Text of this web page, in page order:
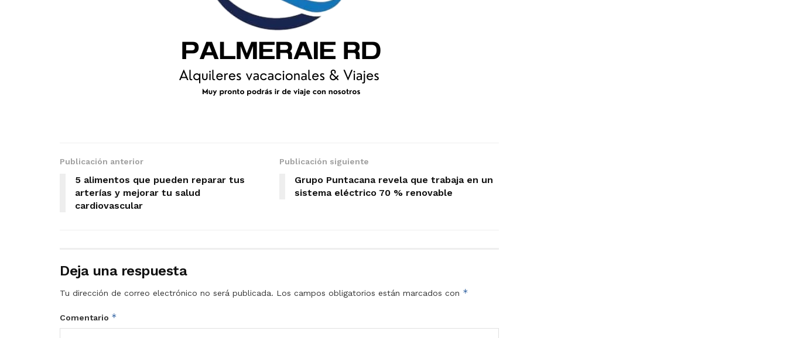
Publicación anterior
5 alimentos que pueden reparar tus
arterías y mejorar tu salud
cardiovascular
Publicación siguiente
Grupo Puntacana revela que trabaja en un
sistema eléctrico 70 % renovable
Deja una respuesta
Tu dirección de correo electrónico no será publicada. Los campos obligatorios están marcados con *
Comentario *